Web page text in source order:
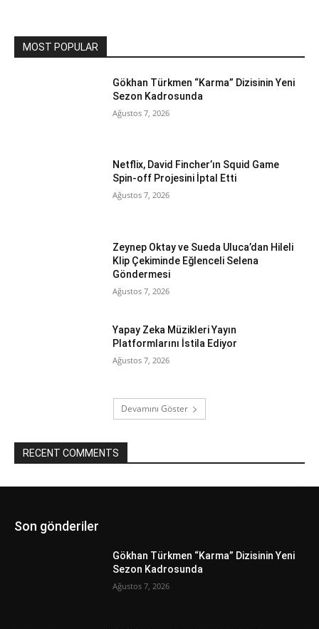
MOST POPULAR
Gökhan Türkmen “Karma” Dizisinin Yeni
Sezon Kadrosunda
Ağustos 7, 2026
Netflix, David Fincher’ın Squid Game
Spin-off Projesini İptal Etti
Ağustos 7, 2026
Zeynep Oktay ve Sueda Uluca’dan Hileli
Klip Çekiminde Eğlenceli Selena
Göndermesi
Ağustos 7, 2026
Yapay Zeka Müzikleri Yayın
Platformlarını İstila Ediyor
Ağustos 7, 2026
Devamını Göster
RECENT COMMENTS
Son gönderiler
Gökhan Türkmen “Karma” Dizisinin Yeni
Sezon Kadrosunda
Ağustos 7, 2026